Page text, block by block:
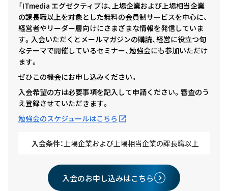
「ITmedia エグゼクティブは、上場企業および上場相当企業
の課長職以上を対象とした無料の会員制サービスを中心に、
経営者やリーダー層向けにさまざまな情報を発信していま
す。入会いただくとメールマガジンの購読、経営に役立つ旬
なテーマで開催しているセミナー、勉強会にも参加いただけ
ます。
ぜひこの機会にお申し込みください。
入会希望の方は必要事項を記入して申請ください。審査のう
え登録させていただきます。
勉強会のスケジュールはこちら
入会条件：上場企業および上場相当企業の課長職以上
入会のお申し込みはこちら